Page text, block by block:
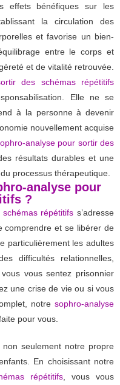
effets bénéfiques sur les
la circulation des
et favorise un bien-
entre le corps et
et de vitalité retrouvée.
des schémas répétitifs
Elle ne se
à la personne à devenir
nouvellement acquise
analyse pour sortir des
résultats durables et une
processus thérapeutique.
analyse pour
?
répétitifs s’adresse
comprendre et se libérer de
particulièrement les adultes
difficultés relationnelles,
vous sentez prisonnier
une crise de vie ou si vous
notre sophro-analyse
pour vous.
seulement notre propre
En choisissant notre
répétitifs, vous vous